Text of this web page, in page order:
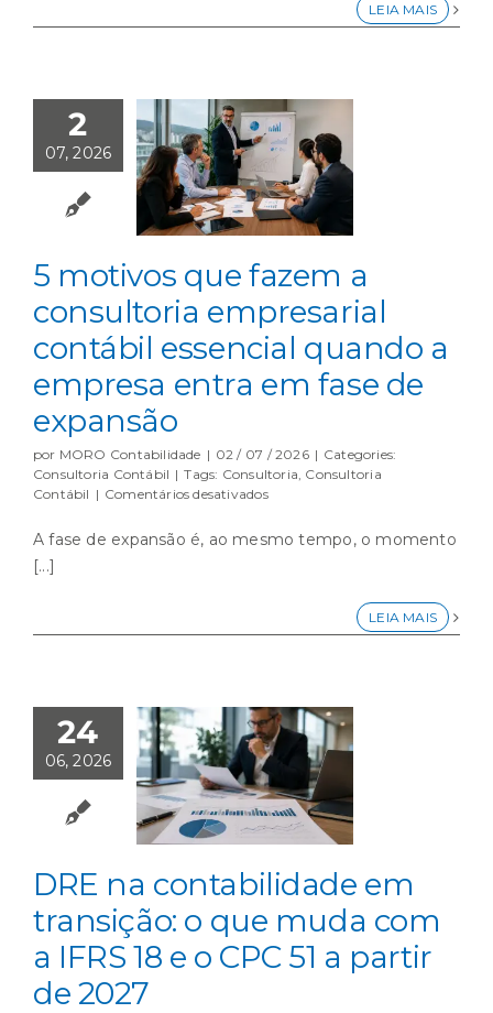
contabilidade
familiar
para
o
futuro
LEIA MAIS
2
07, 2026
5 motivos que fazem a
consultoria empresarial
contábil essencial quando a
empresa entra em fase de
expansão
por MORO Contabilidade | 02 / 07 / 2026 | Categories:
Consultoria Contábil | Tags: Consultoria, Consultoria
Contábil | Comentários desativadosem
motivos
empresarial
a
empresa
entra
em
fase
de
expansão
A fase de expansão é, ao mesmo tempo, o momento
[...]
LEIA MAIS
24
06, 2026
DRE na contabilidade em
transição: o que muda com
a IFRS 18 e o CPC 51 a partir
de 2027